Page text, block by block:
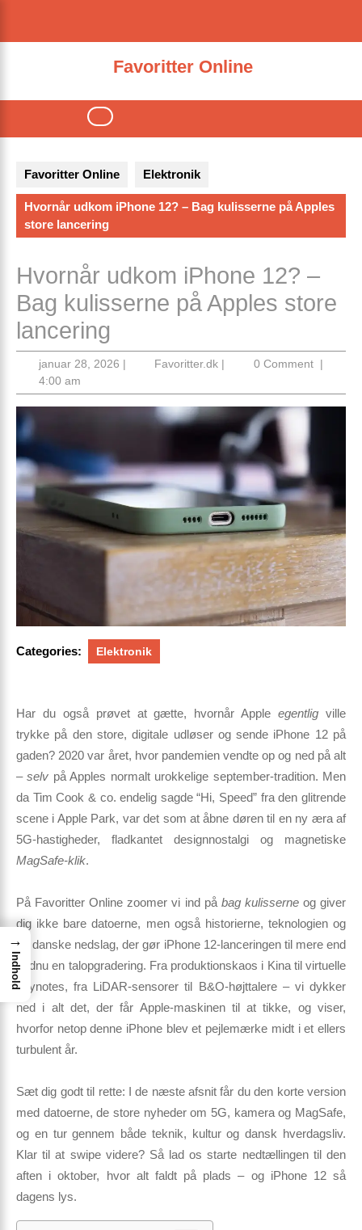
content
Favoritter Online
Open
Favoritter Online Elektronik
Hvornår udkom iPhone 12? – Bag kulisserne på Apples
store lancering
Hvornår udkom iPhone 12? –
Bag kulisserne på Apples store
lancering
januar 28, 2026januar
2026
| Favoritter.dkFavoritter.dk
| 0 Comment |
4:00 am
Categories: Elektronik
Har du også prøvet at gætte, hvornår Appleegentlig ville
trykke på den store, digitale udløser og sende iPhone 12 på
gaden? 2020 var året, hvor pandemien vendte op og ned på alt
–selv på Apples normalt urokkelige september-tradition. Men
da Tim Cook & co. endelig sagde “Hi, Speed” fra den glitrende
scene i Apple Park, var det som at åbne døren til en ny æra af
5G-hastigheder, flad­kantet designnostalgi og magnetiske
MagSafe-klik.
På Favoritter Online zoomer vi ind på bag kulisserneog giver
dig ikke bare datoerne, men også historierne, teknologien og
de danske nedslag, der gør iPhone 12-lanceringen til mere end
endnu en talopgradering. Fra produktionskaos i Kina til virtuelle
keynotes, fra LiDAR-sensorer til B&O-højttalere – vi dykker
ned i alt det, der får Apple-maskinen til at tikke, og viser,
hvorfor netop denne iPhone blev et pejlemærke midt i et ellers
turbulent år.
Sæt dig godt til rette: I de næste afsnit får duden korte version
med datoerne,de store nyhederom 5G, kamera og MagSafe,
og en tur gennem både teknik, kultur og dansk hverdagsliv.
Klar til at swipe videre? Så lad os starte nedtællingen til den
aften i oktober, hvor alt faldt på plads – og iPhone 12 så
dagens lys.
→
Indhold